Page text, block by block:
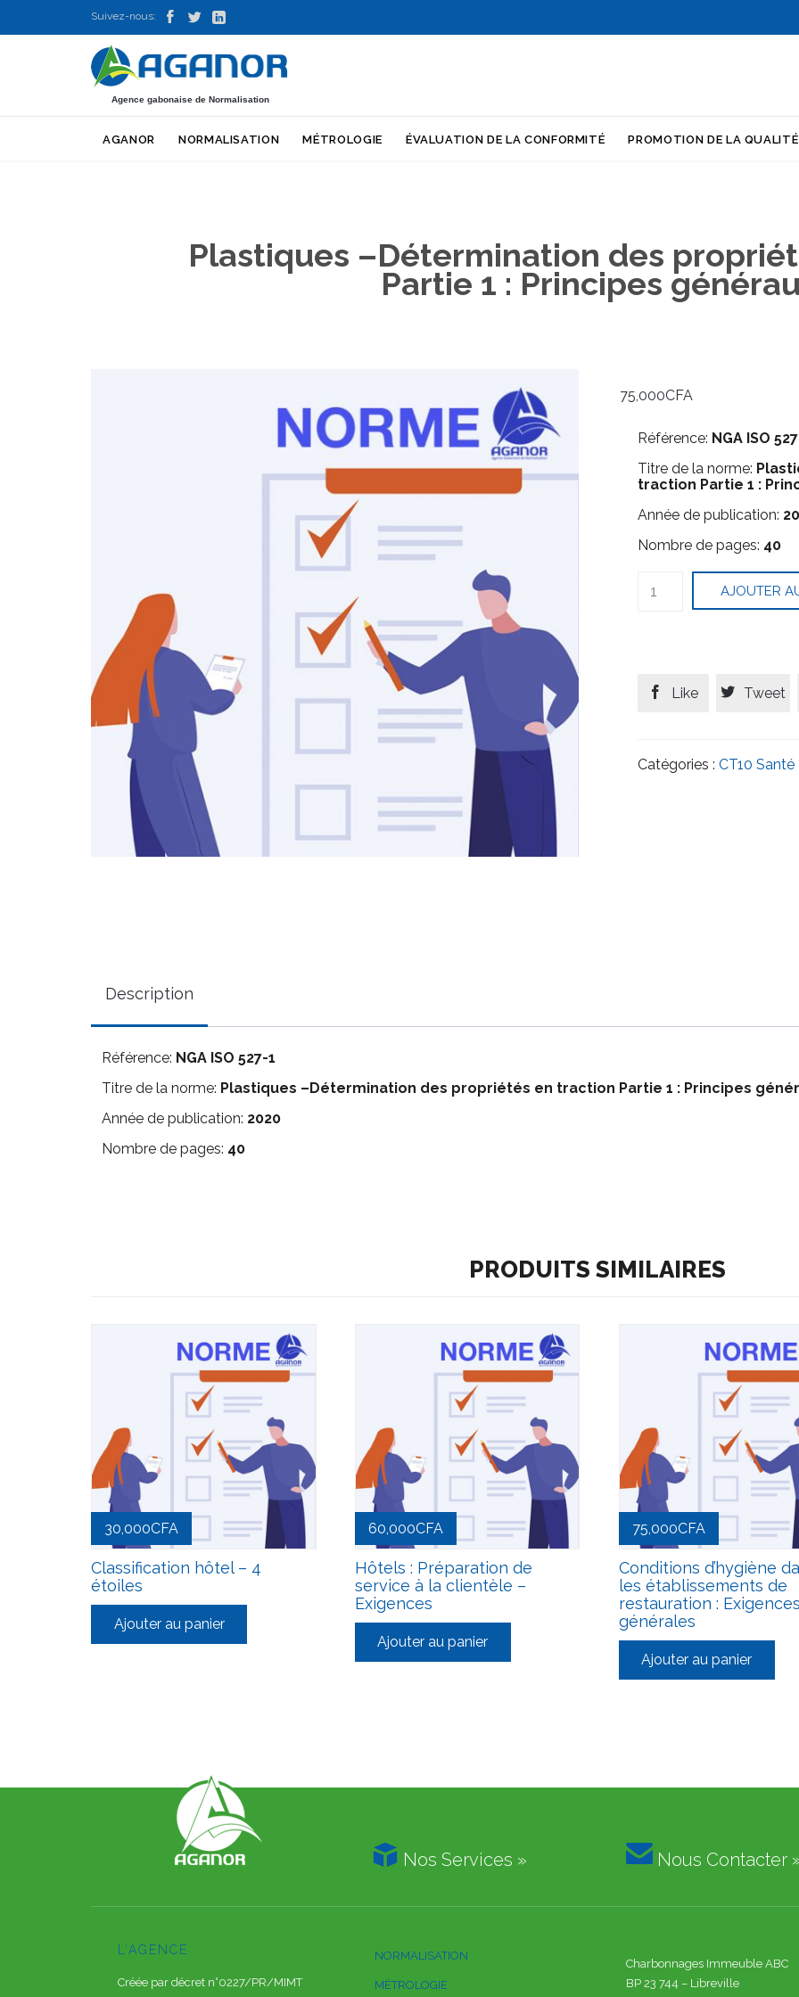
Suivez-nous:   
Agence gabonaise de Normalisation
to
AGANOR NORMALISATION MÉTROLOGIE ÉVALUATION DE LA CONFORMITÉ PROMOTION DE LA QUALITÉ
Plastiques –Détermination des
Partie 1 : Principes
75,000CFA
Référence: NGA ISO
Titre de la norme:
traction Partie 1 :
Année de publication:
Nombre de pages: 40
de
Plastiques
en
Principes
AJOUTER
 Like  Tweet
Catégories : CT10 Santé
Description
Référence: NGA ISO 527-1
Titre de la norme: Plastiques –Détermination des propriétés en traction Partie 1 : Principes
Année de publication: 2020
Nombre de pages: 40
PRODUITS SIMILAIRES
30,000CFA
Classification hôtel – 4
étoiles
Ajouter au panier
60,000CFA
Hôtels : Préparation de
service à la clientèle –
Exigences
Ajouter au panier
75,000CFA
Conditions d’hygiène
les établissements de
restauration :
générales
Ajouter au panier
 Nos Services »  Nous Contacter
L’AGENCE
Créée par décret n°0227/PR/MIMT
NORMALISATION
MÉTROLOGIE
Charbonnages Immeuble ABC
BP 23 744 – Libreville